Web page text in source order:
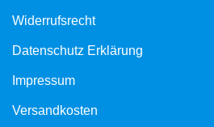
Widerrufsrecht
Datenschutz Erklärung
Impressum
Versandkosten